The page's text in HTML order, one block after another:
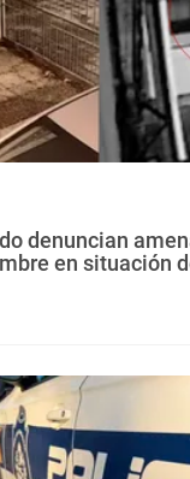
denuncian
en situación